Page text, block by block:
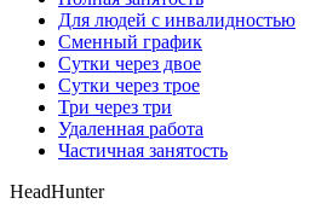
Для людей с инвалидностью
Сменный график
Сутки через двое
Сутки через трое
Три через три
Удаленная работа
Частичная занятость
HeadHunter